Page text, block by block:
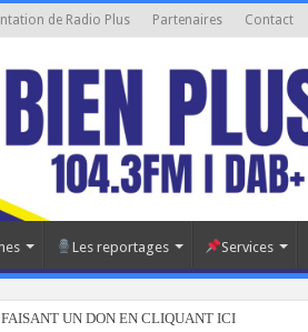
de Radio Plus Partenaires Contact
Les reportages Services
UN DON EN CLIQUANT ICI